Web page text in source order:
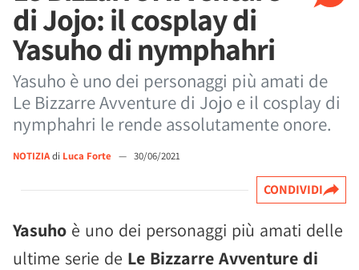
di Jojo: il cosplay di
Yasuho di nymphahri
Yasuho è uno dei personaggi più amati de
Le Bizzarre Avventure di Jojo e il cosplay di
nymphahri le rende assolutamente onore.
NOTIZIAdi Luca Forte — 30/06/2021
CONDIVIDI
Yasuho è uno dei personaggi più amati delle
ultime serie de Le Bizzarre Avventure di